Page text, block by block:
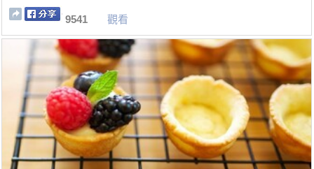
9541 觀看